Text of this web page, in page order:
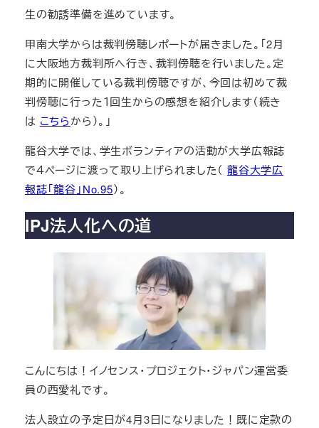
生の勧誘準備を進めています。
甲南大学からは裁判傍聴レポートが届きました。「2月
に大阪地方裁判所へ行き、裁判傍聴を行いました。定
期的に開催している裁判傍聴ですが、今回は初めて裁
判傍聴に行った１回生からの感想を紹介します（続き
は こちらから）。」
龍谷大学では、学生ボランティアの活動が大学広報誌
で４ページに渡って取り上げられました（ 龍谷大学広
報誌「龍谷」No.95）。
IPJ法人化への道
こんにちは！イノセンス・プロジェクト・ジャパン運営委
員の西愛礼です。
法人設立の予定日が4月3日になりました！既に定款の